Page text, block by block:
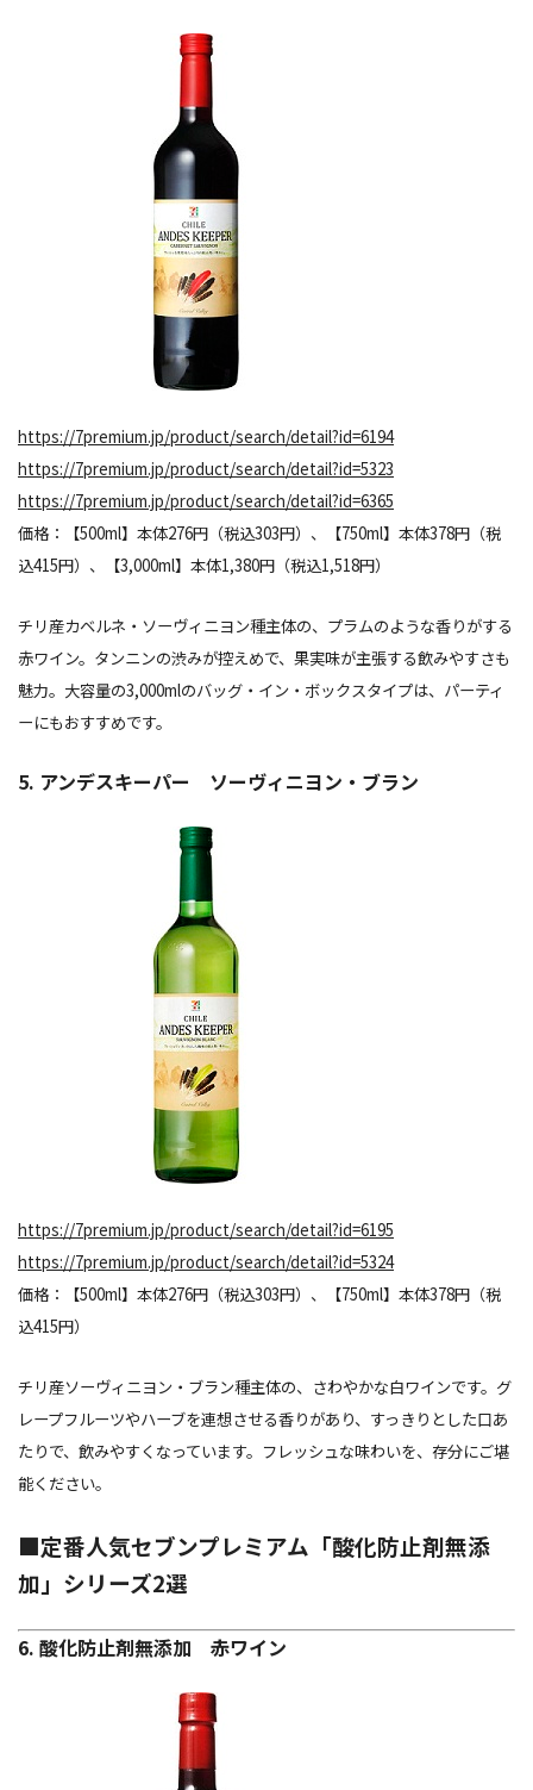
https://7premium.jp/product/search/detail?id=6194
https://7premium.jp/product/search/detail?id=5323
https://7premium.jp/product/search/detail?id=6365
価格：【500ml】本体276円（税込303円）、【750ml】本体378円（税
込415円）、【3,000ml】本体1,380円（税込1,518円）
チリ産カベルネ・ソーヴィニヨン種主体の、プラムのような香りがする
赤ワイン。タンニンの渋みが控えめで、果実味が主張する飲みやすさも
魅力。大容量の3,000mlのバッグ・イン・ボックスタイプは、パーティ
ーにもおすすめです。
5. アンデスキーパー ソーヴィニヨン・ブラン
https://7premium.jp/product/search/detail?id=6195
https://7premium.jp/product/search/detail?id=5324
価格：【500ml】本体276円（税込303円）、【750ml】本体378円（税
込415円）
チリ産ソーヴィニヨン・ブラン種主体の、さわやかな白ワインです。グ
レープフルーツやハーブを連想させる香りがあり、すっきりとした口あ
たりで、飲みやすくなっています。フレッシュな味わいを、存分にご堪
能ください。
■定番人気セブンプレミアム「酸化防止剤無添
加」シリーズ2選
6. 酸化防止剤無添加 赤ワイン